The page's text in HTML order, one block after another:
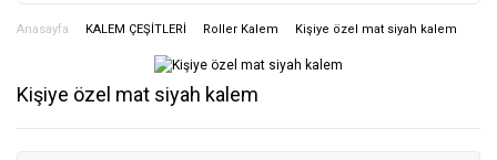
Anasayfa KALEM ÇEŞİTLERİ Roller Kalem Kişiye özel mat siyah kalem
Kişiye özel mat siyah kalem